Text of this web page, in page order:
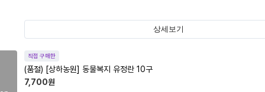
상세보기
직접 구매한
(품절) [상하농원] 동물복지 유정란 10구
7,700원